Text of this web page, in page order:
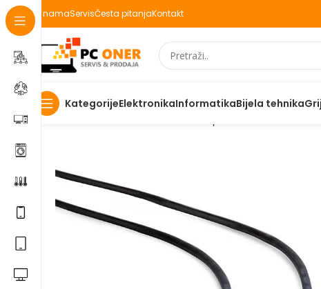
O namaServisČesta pitanjaKontakt
KategorijeElektronikaInformatikaBijela tehnika
Početna